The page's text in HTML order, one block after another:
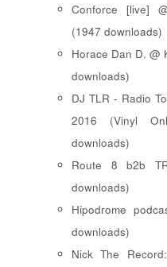
Conforce [live]
(1947 downloads)
Horace Dan D. @
downloads)
DJ TLR - Radio
2016 (Vinyl
downloads)
Route 8 b2b
downloads)
Hipodrome
downloads)
Nick The